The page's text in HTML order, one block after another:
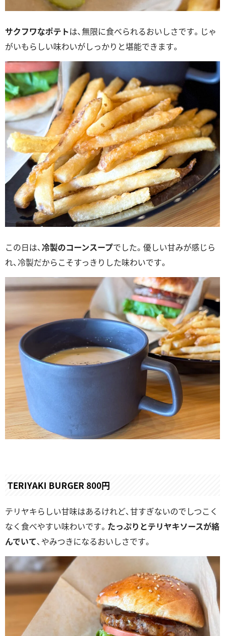
サクフワなポテトは、無限に食べられるおいしさです。じゃ
がいもらしい味わいがしっかりと堪能できます。
この日は、 冷製のコーンスープでした。優しい甘みが感じら
れ、冷製だからこそすっきりした味わいです。
TERIYAKI BURGER 800円
テリヤキらしい甘味はあるけれど、甘すぎないのでしつこく
なく食べやすい味わいです。 たっぷりとテリヤキソースが絡
んでいて、やみつきになるおいしさです。